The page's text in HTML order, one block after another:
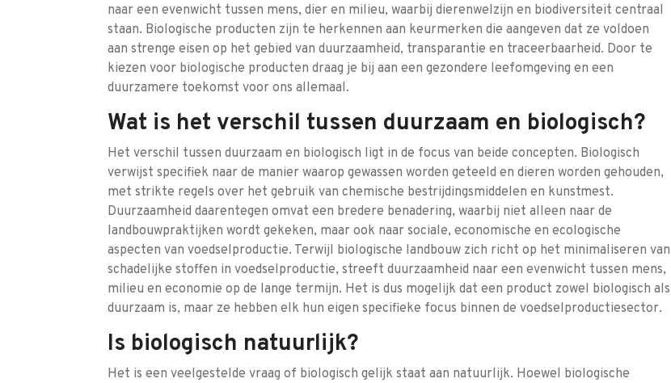
naar een evenwicht tussen mens, dier en milieu, waarbij dierenwelzijn en biodiversiteit centraal
staan. Biologische producten zijn te herkennen aan keurmerken die aangeven dat ze voldoen
aan strenge eisen op het gebied van duurzaamheid, transparantie en traceerbaarheid. Door te
kiezen voor biologische producten draag je bij aan een gezondere leefomgeving en een
duurzamere toekomst voor ons allemaal.
Wat is het verschil tussen duurzaam en biologisch?
Het verschil tussen duurzaam en biologisch ligt in de focus van beide concepten. Biologisch
verwijst specifiek naar de manier waarop gewassen worden geteeld en dieren worden gehouden,
met strikte regels over het gebruik van chemische bestrijdingsmiddelen en kunstmest.
Duurzaamheid daarentegen omvat een bredere benadering, waarbij niet alleen naar de
landbouwpraktijken wordt gekeken, maar ook naar sociale, economische en ecologische
aspecten van voedselproductie. Terwijl biologische landbouw zich richt op het minimaliseren van
schadelijke stoffen in voedselproductie, streeft duurzaamheid naar een evenwicht tussen mens,
milieu en economie op de lange termijn. Het is dus mogelijk dat een product zowel biologisch als
duurzaam is, maar ze hebben elk hun eigen specifieke focus binnen de voedselproductiesector.
Is biologisch natuurlijk?
Het is een veelgestelde vraag of biologisch gelijk staat aan natuurlijk. Hoewel biologische